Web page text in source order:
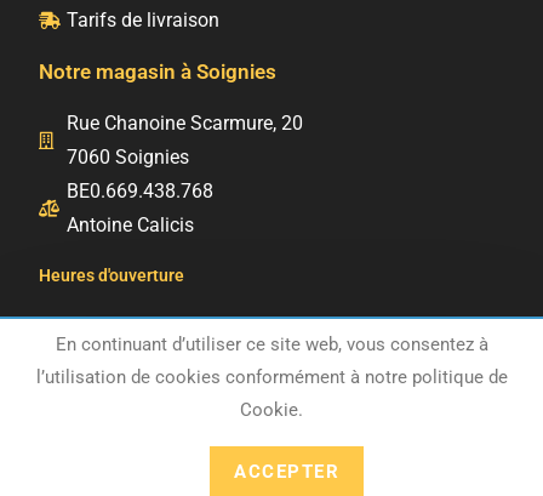
Tarifs de livraison
Notre magasin à Soignies
Rue Chanoine Scarmure, 20
7060 Soignies
BE0.669.438.768
Antoine Calicis
Heures d'ouverture
Du mardi au samedi: 10h – 18h
Dimanche et lundi : Fermé
Le magasin est fermé jusqu'au 17 août
inclus. Les envois et les retraits reprendront le
En continuant d’utiliser ce site web, vous consentez à
l’utilisation de cookies conformément à notre politique de
Cookie.
ACCEPTER